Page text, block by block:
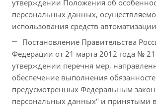
утверждении Положения об
персональных данных,
использования средств
Постановление Правительства
Федерации от 21 марта 2012 года №
утверждении перечня мер,
обеспечение выполнения
предусмотренных Федеральным
персональных данных" и принятыми в